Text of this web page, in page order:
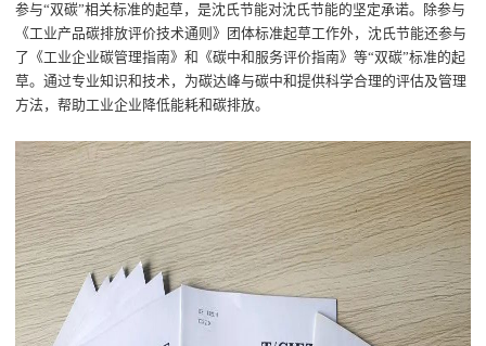
参与“双碳”相关标准的起草，是沈氏节能对沈氏节能的坚定承诺。 除参与
《工业产品碳排放评价技术通则》
团体标准起草工作外，沈氏节能还参与
了《工业企业碳管理指南》和《碳中和服务评价指南》等“双碳”标准的起
草。通过专业知识和技术， 为碳达峰与碳中和提供科学合理的评估及管理
方法 ，帮助工业企业降低能耗和碳排放。